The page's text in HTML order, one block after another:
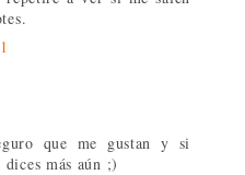
que me gustan y si
más aún ;)